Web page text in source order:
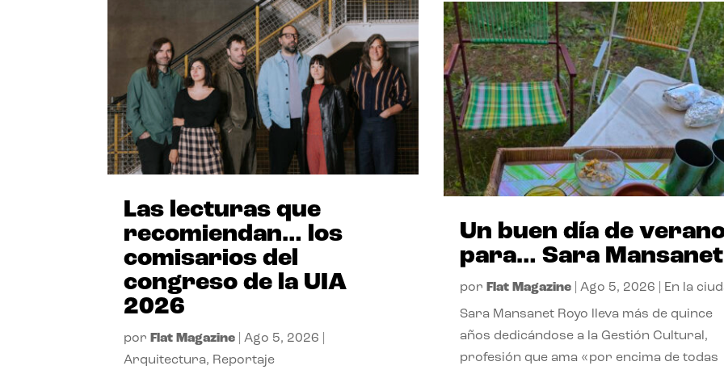
Las lecturas que
recomiendan… los
comisarios del
congreso de la UIA
2026
por Flat Magazine |Ago 5, 2026
Arquitectura, Reportaje
Un buen día de
para… Sara Mansanet
por Flat Magazine| Ago 5, 2026 En la
Sara Mansanet Royo lleva más de quince
años dedicándose a la Gestión Cultural,
profesión que ama «por encima de todas